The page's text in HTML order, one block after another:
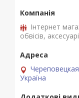
Інтернет
обвісів,
Україна